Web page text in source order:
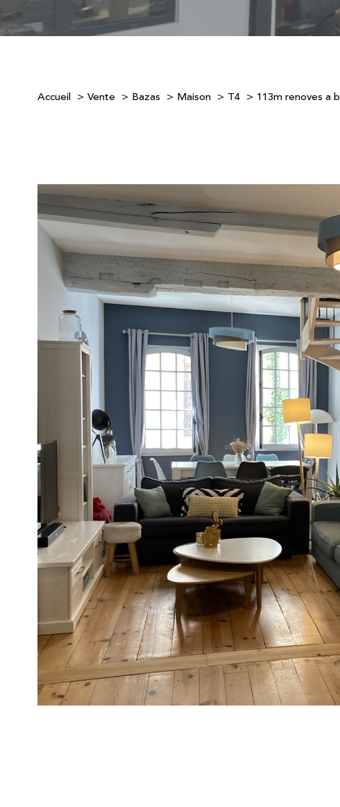
Accueil Vente Bazas Maison T4 113m renoves a